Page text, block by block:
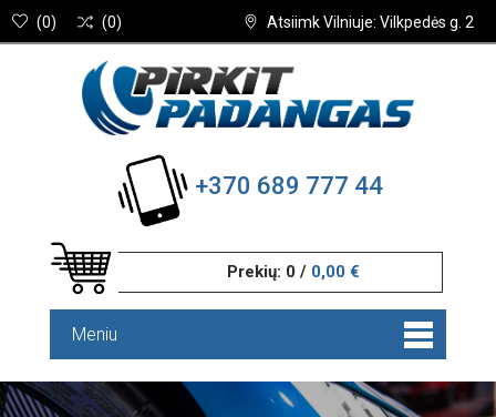
Atsiimk Vilniuje: Vilkpedės g. 2
(0) (0)
+370 689 777 44
Prekių: 0 / 0,00 €
Meniu